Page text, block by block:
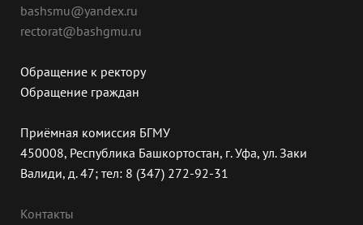
bashsmu@yandex.ru
rectorat@bashgmu.ru
Обращение к ректору
Обращение граждан
Приёмная комиссия БГМУ
450008, Республика Башкортостан, г. Уфа, ул. Заки
Валиди, д. 47; тел: 8 (347) 272-92-31
Контакты